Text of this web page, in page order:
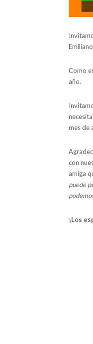
Como
año.
mes de
con
amiga
puede
¡Los